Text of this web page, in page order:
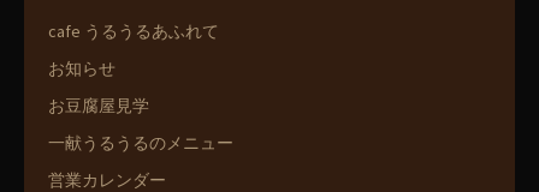
cafe うるうるあふれて
お知らせ
お豆腐屋見学
一献うるうるのメニュー
営業カレンダー